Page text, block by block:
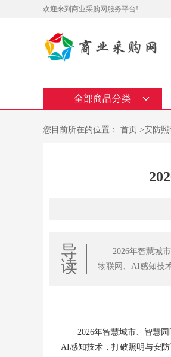
欢迎来到商业采购网服务平台!
全部商品分类
您目前所在的位置： 首页 >安防照
导
读
2026年智慧城
物联网、AI感知技
2026年智慧城市、智慧
AI感知技术，打破照明与安